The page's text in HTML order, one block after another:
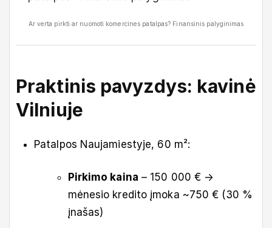
Ar verta pirkti ar nuomoti komercines patalpas? Finansinis palyginimas
Praktinis pavyzdys: kavinė
Vilniuje
Patalpos Naujamiestyje, 60 m²:
Pirkimo kaina – 150 000 € →
mėnesio kredito įmoka ~750 € (30 %
įnašas)